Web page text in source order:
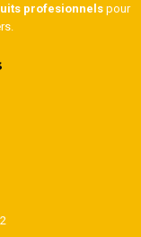
profesionnelspour